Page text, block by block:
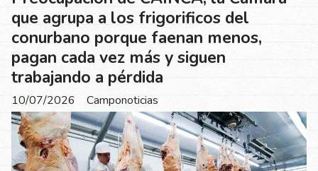
que agrupa a los frigorificos del
conurbano porque faenan menos,
pagan cada vez más y siguen
trabajando a pérdida
Camponoticias
10/07/2026